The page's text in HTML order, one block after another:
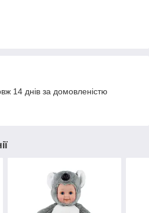
14 днів за домовленістю